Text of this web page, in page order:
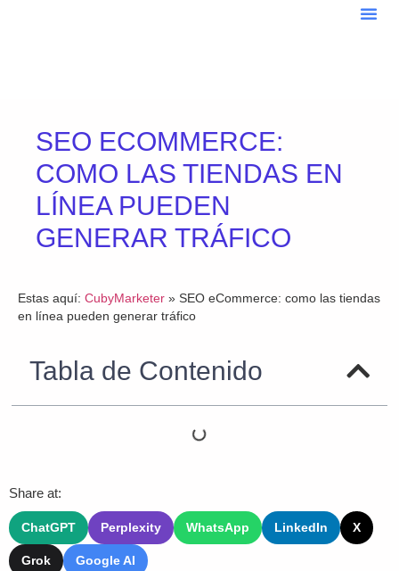
SEO ECOMMERCE:
COMO LAS TIENDAS EN
LÍNEA PUEDEN
GENERAR TRÁFICO
Estas aquí: CubyMarketer » SEO eCommerce: como las tiendas
en línea pueden generar tráfico
Tabla de Contenido
Share at:
ChatGPT Perplexity WhatsApp LinkedIn X
Grok Google AI